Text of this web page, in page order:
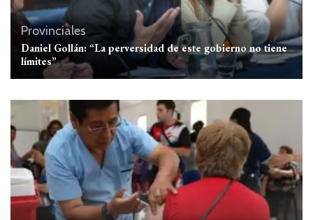
Provinciales
Daniel Gollán: “La perversidad de este gobierno no tiene
límites”